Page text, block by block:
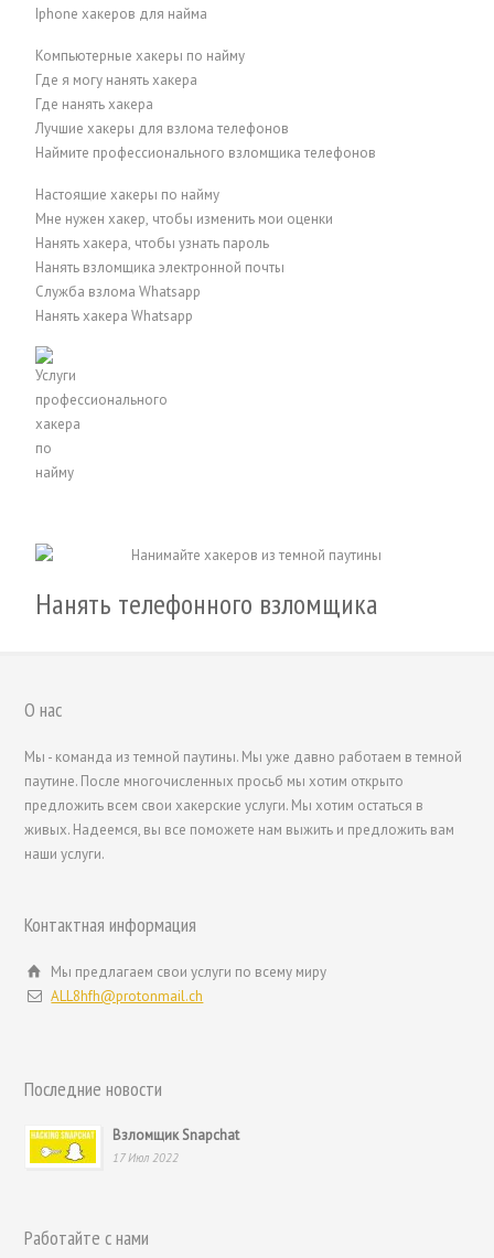
Iphone хакеров для найма
Компьютерные хакеры по найму
Где я могу нанять хакера
Где нанять хакера
Лучшие хакеры для взлома телефонов
Наймите профессионального взломщика телефонов
Настоящие хакеры по найму
Мне нужен хакер, чтобы изменить мои оценки
Нанять хакера, чтобы узнать пароль
Нанять взломщика электронной почты
Служба взлома Whatsapp
Нанять хакера Whatsapp
Нанять телефонного взломщика
О нас
Мы - команда из темной паутины. Мы уже давно работаем в темной
паутине. После многочисленных просьб мы хотим открыто
предложить всем свои хакерские услуги. Мы хотим остаться в
живых. Надеемся, вы все поможете нам выжить и предложить вам
наши услуги.
Контактная информация
Мы предлагаем свои услуги по всему миру
ALL8hfh@protonmail.ch
Последние новости
Взломщик Snapchat
17 Июл 2022
Работайте с нами